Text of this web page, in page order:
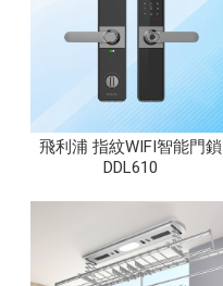
飛利浦 指紋WIFI智能門鎖
DDL610